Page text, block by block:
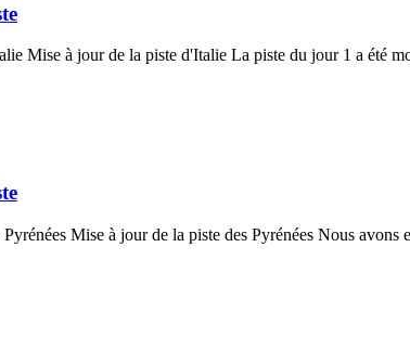
Mise à jour de la piste d'Italie La piste du jour 1 a été
Mise à jour de la piste des Pyrénées Nous